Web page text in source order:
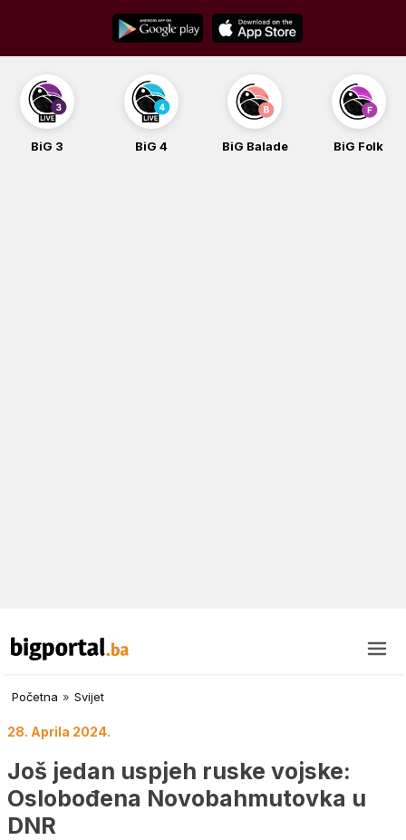
content
BiG 3 BiG 4 BiG Balade BiG Folk
Početna » Svijet
28. Aprila 2024.
Još jedan uspjeh ruske vojske:
Oslobođena Novobahmutovka u
DNR